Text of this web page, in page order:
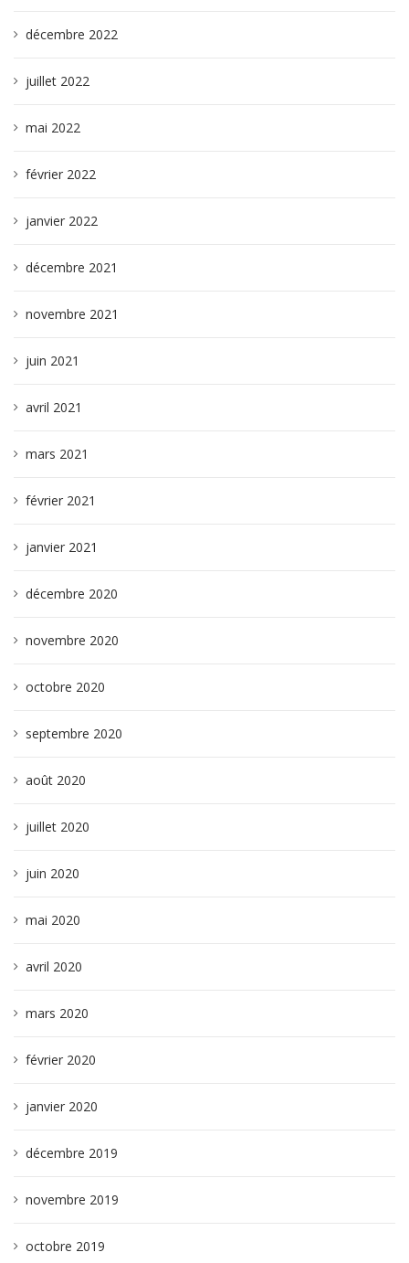
décembre 2022
juillet 2022
mai 2022
février 2022
janvier 2022
décembre 2021
novembre 2021
juin 2021
avril 2021
mars 2021
février 2021
janvier 2021
décembre 2020
novembre 2020
octobre 2020
septembre 2020
août 2020
juillet 2020
juin 2020
mai 2020
avril 2020
mars 2020
février 2020
janvier 2020
décembre 2019
novembre 2019
octobre 2019